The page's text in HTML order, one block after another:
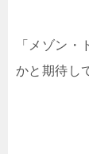
「メゾン
かと期待し